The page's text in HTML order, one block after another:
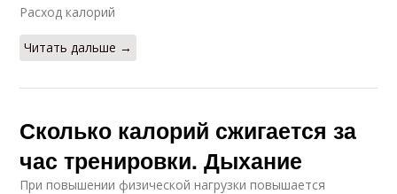
Расход калорий
Читать дальше →
Сколько калорий сжигается за
час тренировки. Дыхание
При повышении физической нагрузки повышается